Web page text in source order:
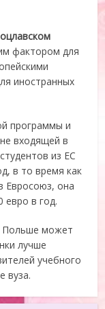
фактором для
иностранных
программы и
входящей в
из ЕС
в то время как
Евросоюз, она
евро в год.
Польше может
лучше
учебного
вуза.